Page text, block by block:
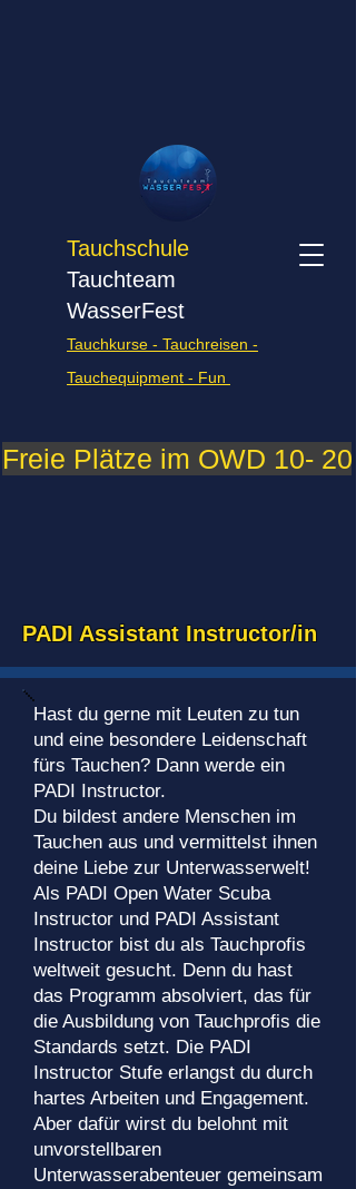
Tauchschule
Tauchteam
WasserFest
Tauchkurse - Tauchreisen -
Tauchequipment - Fun
Freie Plätze im OWD 10-
Hast du gerne mit Leuten zu tun
und eine besondere Leidenschaft
fürs Tauchen? Dann werde ein
PADI Instructor.
Du bildest andere Menschen im
Tauchen aus und vermittelst ihnen
deine Liebe zur Unterwasserwelt!
Als PADI Open Water Scuba
Instructor und PADI Assistant
Instructor bist du als Tauchprofis
weltweit gesucht. Denn du hast
das Programm absolviert, das für
die Ausbildung von Tauchprofis die
Standards setzt. Die PADI
Instructor Stufe erlangst du durch
hartes Arbeiten und Engagement.
Aber dafür wirst du belohnt mit
unvorstellbaren
Unterwasserabenteuer gemeinsam
PADI Assistant Instructor/in